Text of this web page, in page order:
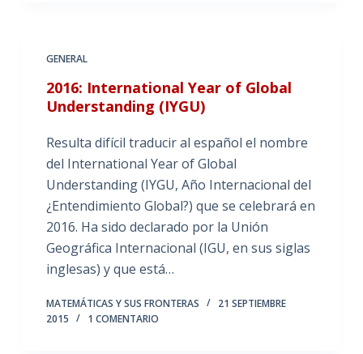
GENERAL
2016: International Year of Global
Understanding (IYGU)
Resulta difícil traducir al español el nombre
del International Year of Global
Understanding (IYGU, Año Internacional del
¿Entendimiento Global?) que se celebrará en
2016. Ha sido declarado por la Unión
Geográfica Internacional (IGU, en sus siglas
inglesas) y que está…
MATEMÁTICAS Y SUS FRONTERAS
21 SEPTIEMBRE
2015
1 COMENTARIO